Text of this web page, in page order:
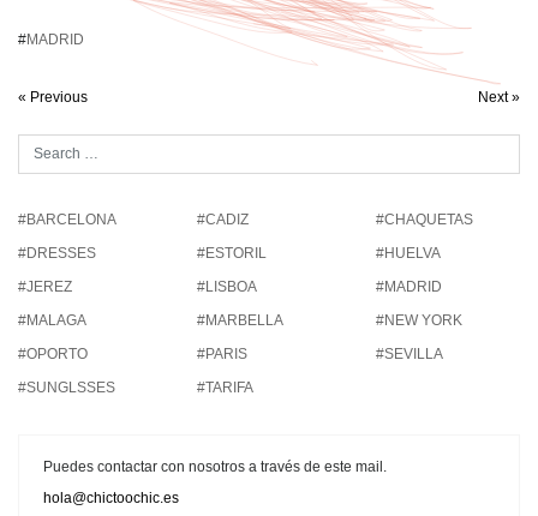
#MADRID
« Previous Next »
#BARCELONA #CADIZ
#CHAQUETAS
#DRESSES
#ESTORIL
#HUELVA
#JEREZ
#LISBOA
#MADRID
#MALAGA
#MARBELLA
#NEW YORK
#OPORTO
#PARIS
#SEVILLA
#SUNGLSSES
#TARIFA
Puedes contactar con nosotros a través de este mail.
hola@chictoochic.es